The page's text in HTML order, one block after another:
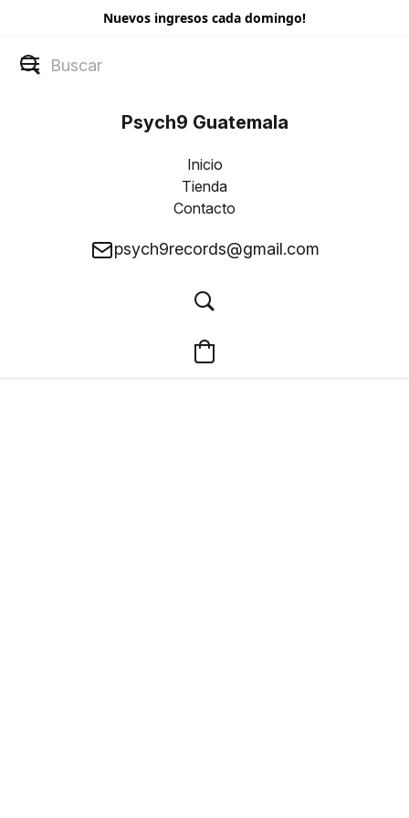
Nuevos ingresos cada domingo!
Psych9 Guatemala
Inicio
Tienda
Contacto
psych9records@gmail.com